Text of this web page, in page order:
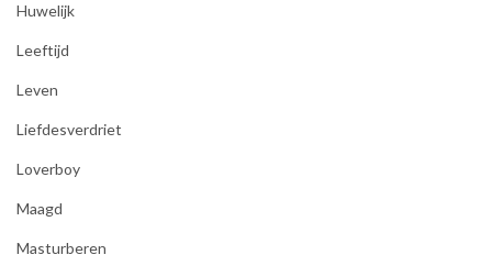
Huwelijk
Leeftijd
Leven
Liefdesverdriet
Loverboy
Maagd
Masturberen